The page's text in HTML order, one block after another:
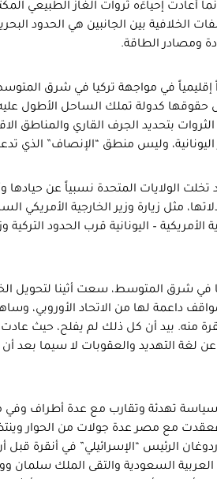
أعادت إحياءَه ثروات الغاز الطبيعي
الخلافية بين الجانبين هي الحدود
ومصادر الطاقة.
إقليمياً في مواجهة تركيا في شرق
كدولة تملك الساحل الأطول
بتحديد الجرف القاري والمناطق
وليس منطق “الإنصاف” الذي
تخلت الولايات المتحدة نسبياً عن
مثل زيارة وزير الخارجية الأمريكي
– اليونانية قرب الحدود التركية
في شرق المتوسط، سعت أثينا لتحويل
داعمة لها من الاتحاد الأوروبي،
منه. بيد أن كل ذلك لم يفلح، حيث عادت
لغة التهديد والعقوبات لا سيما بعد أن
أكثر من ذلك، فقد بدأت أنقرة منذ بداية 2020 سياسة تهدئة وتقارب مع
مع مصر عدة جولات من الحوار
الرئيس “الإسرائيلي” في أنقرة قبل
العربية السعودية والتقى الملك سلمان